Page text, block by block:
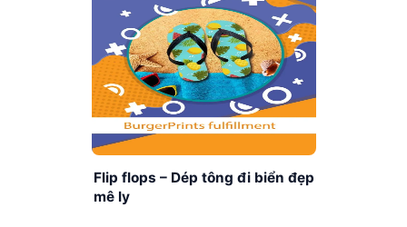
Flip flops – Dép tông đi biển đẹp
mê ly